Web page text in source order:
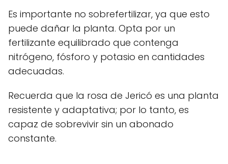
Es importante no sobrefertilizar, ya que esto
puede dañar la planta. Opta por un
fertilizante equilibrado que contenga
nitrógeno, fósforo y potasio en cantidades
adecuadas.
Recuerda que la rosa de Jericó es una planta
resistente y adaptativa; por lo tanto, es
capaz de sobrevivir sin un abonado
constante.